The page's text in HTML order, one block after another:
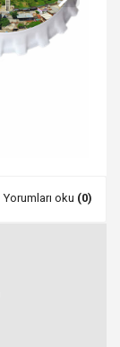
Yorumları oku (0)